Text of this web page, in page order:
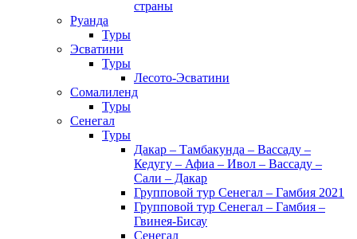
страны
Руанда
Туры
Эсватини
Туры
Лесото-Эсватини
Сомалиленд
Туры
Сенегал
Туры
Дакар – Тамбакунда – Вассаду –
Кедугу – Афиа – Ивол – Вассаду –
Сали – Дакар
Групповой тур Сенегал – Гамбия 2021
Групповой тур Сенегал – Гамбия –
Гвинея-Бисау
Сенегал